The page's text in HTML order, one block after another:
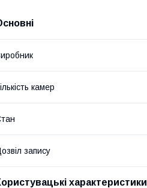
камер
запису
характеристики